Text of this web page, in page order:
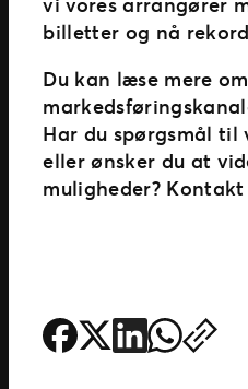
billetter og nå
Du kan læse mere
Har du spørgsmål til
eller ønsker du at
muligheder? Kontakt